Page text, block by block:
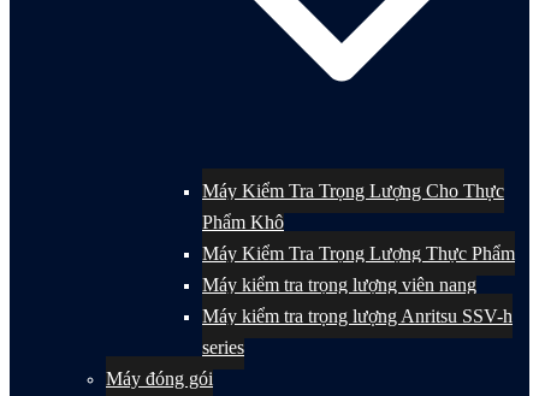
Máy Kiểm Tra Trọng Lượng Cho Thực
Phẩm Khô
Máy Kiểm Tra Trọng Lượng Thực Phẩm
Máy kiểm tra trọng lượng viên nang
Máy kiểm tra trọng lượng Anritsu SSV-h
series
Máy đóng gói